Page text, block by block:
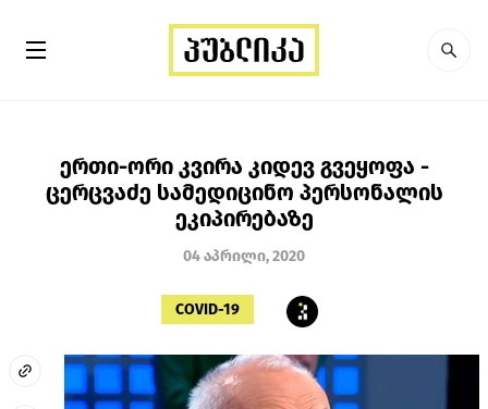
ერთი-ორი კვირა კიდევ გვეყოფა -
ცერცვაძე სამედიცინო პერსონალის
ეკიპირებაზე
04 აპრილი, 2020
COVID-19